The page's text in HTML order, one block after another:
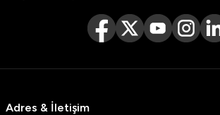
Adres & İletişim